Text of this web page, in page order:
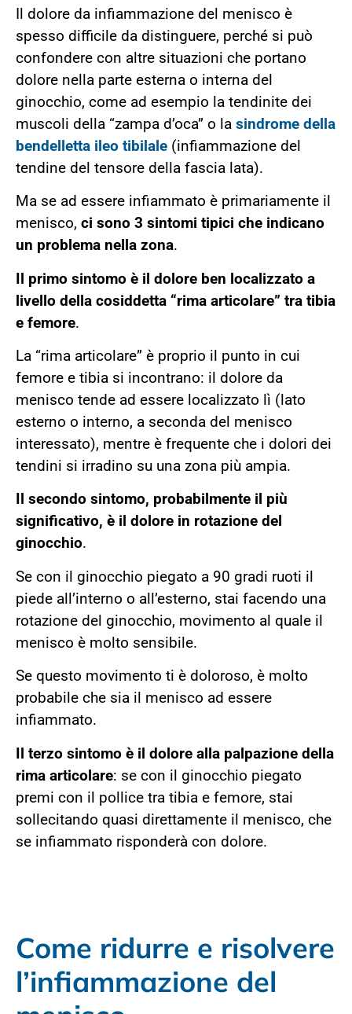
Il dolore da infiammazione del menisco è
spesso difficile da distinguere, perché si può
confondere con altre situazioni che portano
dolore nella parte esterna o interna del
ginocchio, come ad esempio la tendinite dei
muscoli della “zampa d’oca” o la sindrome della
bendelletta ileo tibilale (infiammazione del
tendine del tensore della fascia lata).
Ma se ad essere infiammato è primariamente il
menisco, ci sono 3 sintomi tipici che indicano
un problema nella zona.
Il primo sintomo è il dolore ben localizzato a
livello della cosiddetta “rima articolare” tra tibia
e femore.
La “rima articolare” è proprio il punto in cui
femore e tibia si incontrano: il dolore da
menisco tende ad essere localizzato lì (lato
esterno o interno, a seconda del menisco
interessato), mentre è frequente che i dolori dei
tendini si irradino su una zona più ampia.
Il secondo sintomo, probabilmente il più
significativo, è il dolore in rotazione del
ginocchio.
Se con il ginocchio piegato a 90 gradi ruoti il
piede all’interno o all’esterno, stai facendo una
rotazione del ginocchio, movimento al quale il
menisco è molto sensibile.
Se questo movimento ti è doloroso, è molto
probabile che sia il menisco ad essere
infiammato.
Il terzo sintomo è il dolore alla palpazione della
rima articolare: se con il ginocchio piegato
premi con il pollice tra tibia e femore, stai
sollecitando quasi direttamente il menisco, che
se infiammato risponderà con dolore.
Come ridurre e risolvere
l’infiammazione del